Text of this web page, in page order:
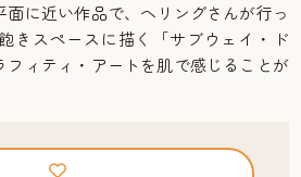
に近い作品で、ヘリングさんが行っ
きスペースに描く「サブウェイ・ド
フィティ・アートを肌で感じることが